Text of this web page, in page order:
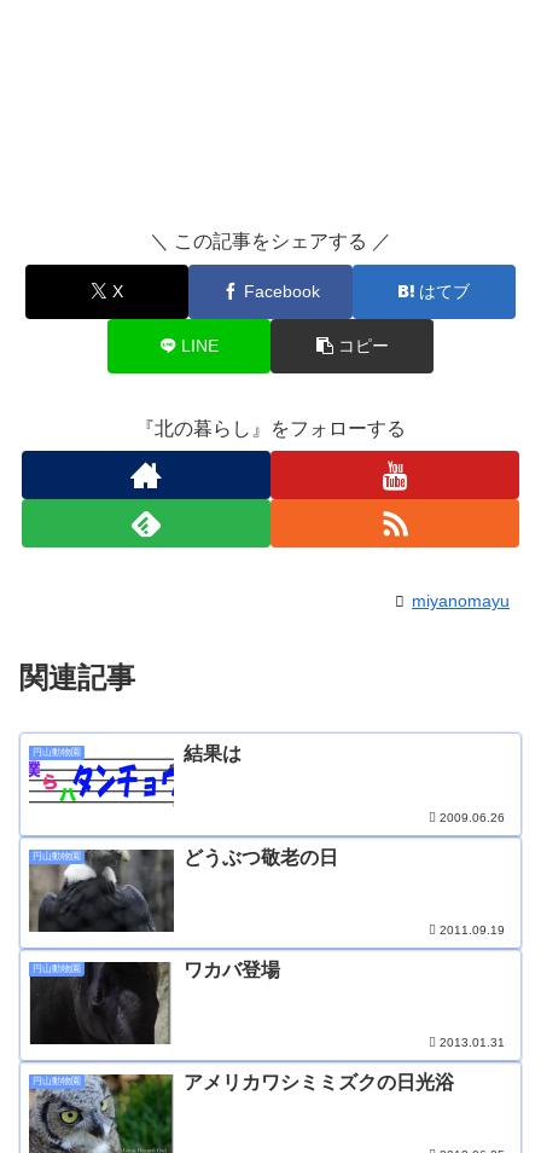
＼ この記事をシェアする ／
X Facebook はてブ
LINE コピー
『北の暮らし』をフォローする
miyanomayu
関連記事
円山動物園 結果は
2009.06.26
円山動物園 どうぶつ敬老の日
2011.09.19
円山動物園 ワカバ登場
2013.01.31
円山動物園 アメリカワシミミズクの日光浴